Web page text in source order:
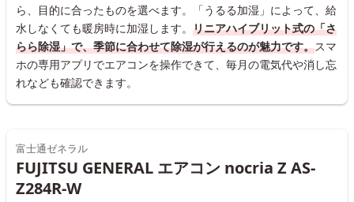
ら、目的に合ったものを選べます。「うるる加湿」によって、給
水しなくても暖房時に加湿します。 リニアハイブリット式の「さ
らら除湿」で、季節に合わせて除湿が行えるのが魅力です。スマ
ホの専用アプリでエアコンを操作できて、毎月の電気代や消し忘
れなども確認できます。
富士通ゼネラル
FUJITSU GENERAL エアコン nocria Z AS-
Z284R-W